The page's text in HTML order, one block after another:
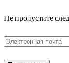
Не пропустите